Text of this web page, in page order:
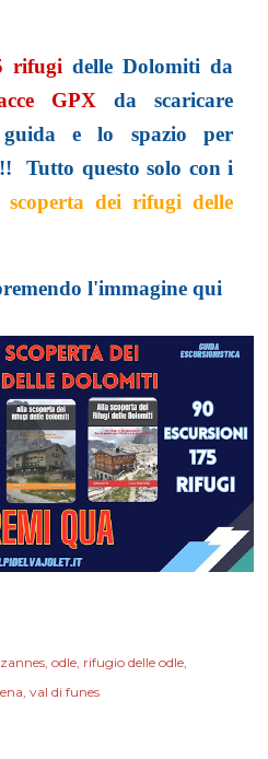
rifugi delle Dolomiti da
GPX da scaricare
guida e lo spazio per
Tutto questo solo con i
scoperta dei rifugi delle
l'immagine qui
odle rifugio delle odle
val di funes